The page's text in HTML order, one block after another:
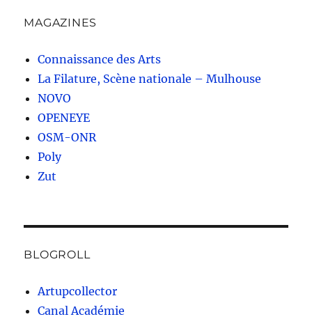
MAGAZINES
Connaissance des Arts
La Filature, Scène nationale – Mulhouse
NOVO
OPENEYE
OSM-ONR
Poly
Zut
BLOGROLL
Artupcollector
Canal Académie